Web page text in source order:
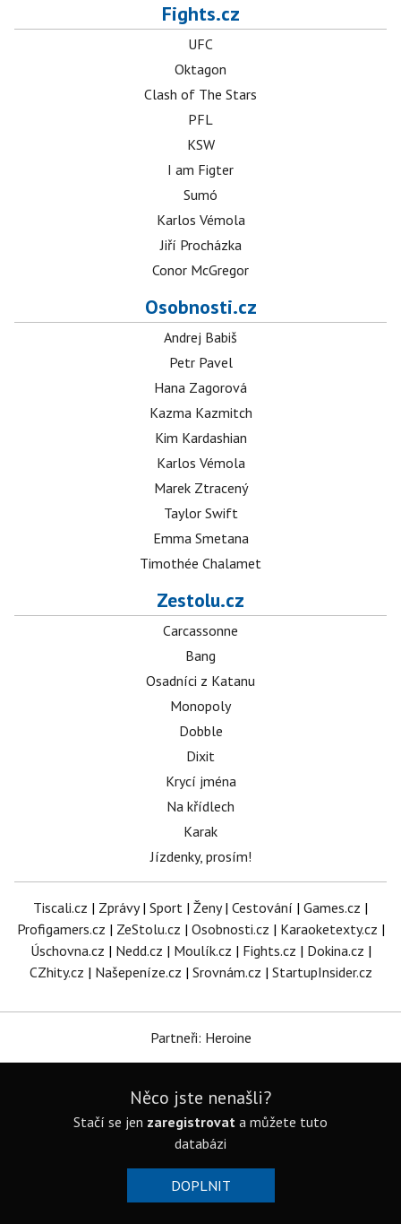
Fights.cz
UFC
Oktagon
Clash of The Stars
PFL
KSW
I am Figter
Sumó
Karlos Vémola
Jiří Procházka
Conor McGregor
Osobnosti.cz
Andrej Babiš
Petr Pavel
Hana Zagorová
Kazma Kazmitch
Kim Kardashian
Karlos Vémola
Marek Ztracený
Taylor Swift
Emma Smetana
Timothée Chalamet
Zestolu.cz
Carcassonne
Bang
Osadníci z Katanu
Monopoly
Dobble
Dixit
Krycí jména
Na křídlech
Karak
Jízdenky, prosím!
Tiscali.cz | Zprávy| Sport | Ženy| Cestování | Games.cz |
Profigamers.cz | ZeStolu.cz | Osobnosti.cz | Karaoketexty.cz |
Úschovna.cz | Nedd.cz | Moulík.cz | Fights.cz | Dokina.cz |
CZhity.cz | Našepeníze.cz | Srovnám.cz | StartupInsider.cz
Partneři: Heroine
Něco jste nenašli?
Stačí se jen zaregistrovat a můžete tuto
databázi
DOPLNIT